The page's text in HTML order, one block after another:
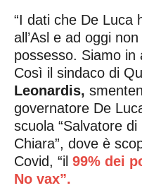
“I dati che De Luca
all’Asl e ad oggi
possesso. Siamo in
Così il sindaco di
Leonardis,
governatore De
scuola “Salvatore
Chiara”, dove è
Covid, “il 99% dei
No vax”.